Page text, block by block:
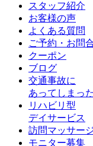
スタッフ紹介
お客様の声
よくある質問
ご予約・お問
クーポン
ブログ
交通事故に
あってしまっ
リハビリ型
デイサービス
訪問マッサー
モニター募集